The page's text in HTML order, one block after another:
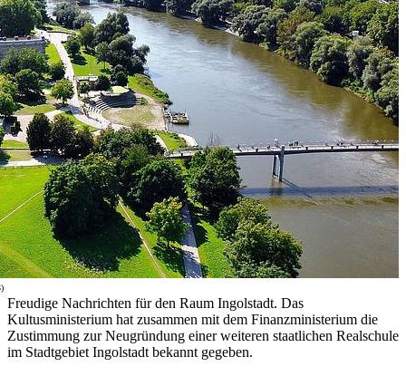
Freudige Nachrichten für den Raum Ingolstadt. Das
Kultusministerium hat zusammen mit dem Finanzministerium die
Zustimmung zur Neugründung einer weiteren staatlichen Realschule
im Stadtgebiet Ingolstadt bekannt gegeben.